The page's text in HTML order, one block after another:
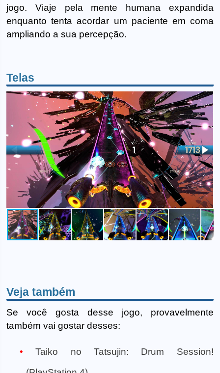
jogo. Viaje pela mente humana expandida
enquanto tenta acordar um paciente em coma
ampliando a sua percepção.
Telas
Veja também
Se você gosta desse jogo, provavelmente
também vai gostar desses:
Taiko no Tatsujin: Drum Session!